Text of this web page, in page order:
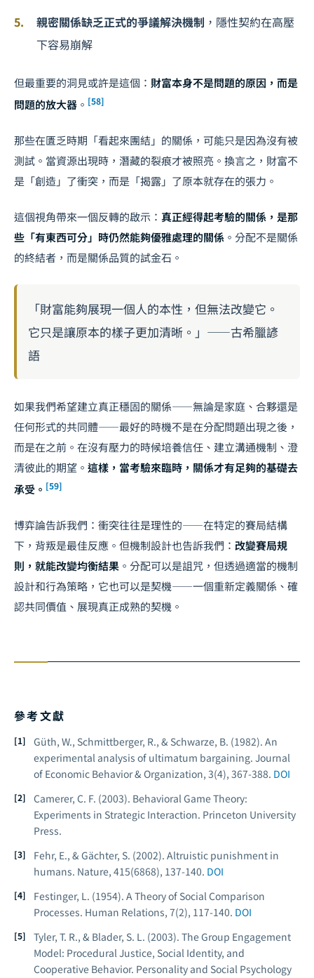
親密關係缺乏正式的爭議解決機制 ，隱性契約在高壓
下容易崩解
但最重要的洞見或許是這個： 財富本身不是問題的原因，而是
問題的放大器 。 [58]
那些在匱乏時期「看起來團結」的關係，可能只是因為沒有被
測試。當資源出現時，潛藏的裂痕才被照亮。換言之，財富不
是「創造」了衝突，而是「揭露」了原本就存在的張力。
這個視角帶來一個反轉的啟示： 真正經得起考驗的關係，是那
些「有東西可分」時仍然能夠優雅處理的關係 。分配不是關係
的終結者，而是關係品質的試金石。
「財富能夠展現一個人的本性，但無法改變它。
它只是讓原本的樣子更加清晰。」——古希臘諺
語
如果我們希望建立真正穩固的關係——無論是家庭、合夥還是
任何形式的共同體——最好的時機不是在分配問題出現之後，
而是在之前。在沒有壓力的時候培養信任、建立溝通機制、澄
清彼此的期望。 這樣，當考驗來臨時，關係才有足夠的基礎去
承受。 [59]
博弈論告訴我們：衝突往往是理性的——在特定的賽局結構
下，背叛是最佳反應。但機制設計也告訴我們： 改變賽局規
則，就能改變均衡結果 。分配可以是詛咒，但透過適當的機制
設計和行為策略，它也可以是契機——一個重新定義關係、確
認共同價值、展現真正成熟的契機。
參考文獻
Güth, W., Schmittberger, R., & Schwarze, B. (1982). An
experimental analysis of ultimatum bargaining. Journal
of Economic Behavior & Organization, 3(4), 367-388. DOI
Camerer, C. F. (2003). Behavioral Game Theory:
Experiments in Strategic Interaction. Princeton University
Press.
Fehr, E., & Gächter, S. (2002). Altruistic punishment in
humans. Nature, 415(6868), 137-140. DOI
Festinger, L. (1954). A Theory of Social Comparison
Processes. Human Relations, 7(2), 117-140. DOI
Tyler, T. R., & Blader, S. L. (2003). The Group Engagement
Model: Procedural Justice, Social Identity, and
Cooperative Behavior. Personality and Social Psychology